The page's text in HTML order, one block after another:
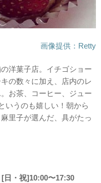
画像提供：Retty
洋菓子店。イチゴショー
の数々に加え、店内のレ
お茶、コーヒー、ジュー
いうのも嬉しい！朝から
里子が選んだ、具がたっ
日・祝]10:00〜17:30